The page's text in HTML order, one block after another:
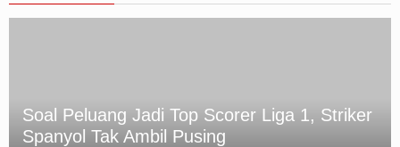
Soal Peluang Jadi Top Scorer Liga 1, Striker
Spanyol Tak Ambil Pusing